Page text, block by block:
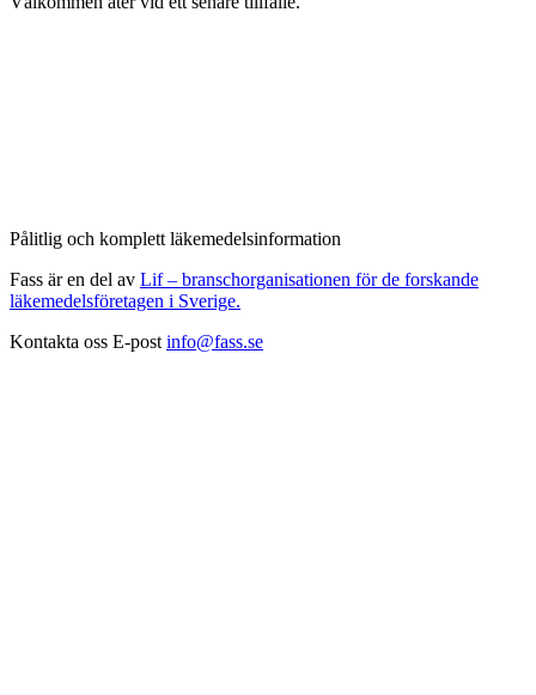
Pålitlig och komplett läkemedelsinformation
Fass är en del av Lif – branschorganisationen för de forskande
läkemedelsföretagen i Sverige.
Kontakta oss E-post info@fass.se